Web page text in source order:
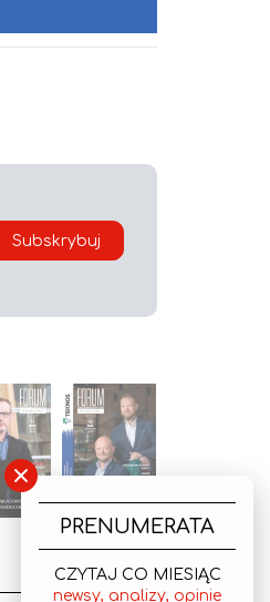
Subskrybuj
×
PRENUMERATA
CZYTAJ CO MIESIĄC
newsy, analizy, opinie